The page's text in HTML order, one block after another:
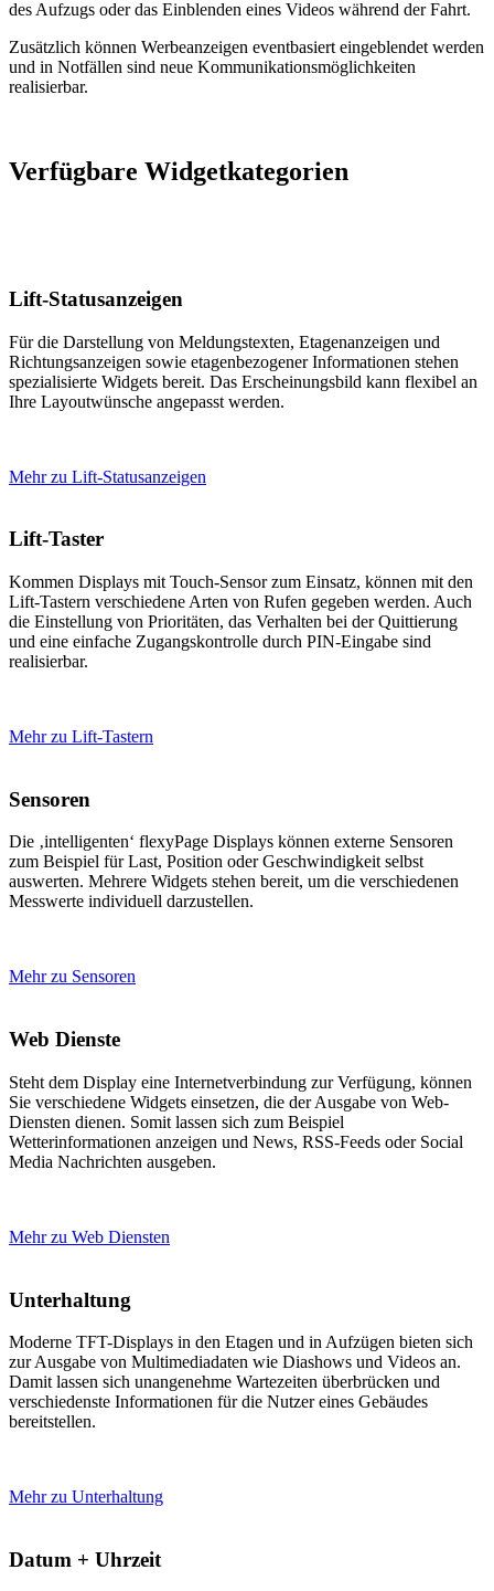
des Aufzugs oder das Einblenden eines Videos während der Fahrt.
Zusätzlich können Werbeanzeigen eventbasiert eingeblendet werden
und in Notfällen sind neue Kommunikationsmöglichkeiten
realisierbar.
Verfügbare Widgetkategorien
Lift-Statusanzeigen
Für die Darstellung von Meldungstexten, Etagenanzeigen und
Richtungsanzeigen sowie etagenbezogener Informationen stehen
spezialisierte Widgets bereit. Das Erscheinungsbild kann flexibel an
Ihre Layoutwünsche angepasst werden.
Mehr zu Lift-Statusanzeigen
Lift-Taster
Kommen Displays mit Touch-Sensor zum Einsatz, können mit den
Lift-Tastern verschiedene Arten von Rufen gegeben werden. Auch
die Einstellung von Prioritäten, das Verhalten bei der Quittierung
und eine einfache Zugangskontrolle durch PIN-Eingabe sind
realisierbar.
Mehr zu Lift-Tastern
Sensoren
Die ‚intelligenten‘ flexyPage Displays können externe Sensoren
zum Beispiel für Last, Position oder Geschwindigkeit selbst
auswerten. Mehrere Widgets stehen bereit, um die verschiedenen
Messwerte individuell darzustellen.
Mehr zu Sensoren
Web Dienste
Steht dem Display eine Internetverbindung zur Verfügung, können
Sie verschiedene Widgets einsetzen, die der Ausgabe von Web-
Diensten dienen. Somit lassen sich zum Beispiel
Wetterinformationen anzeigen und News, RSS-Feeds oder Social
Media Nachrichten ausgeben.
Mehr zu Web Diensten
Unterhaltung
Moderne TFT-Displays in den Etagen und in Aufzügen bieten sich
zur Ausgabe von Multimediadaten wie Diashows und Videos an.
Damit lassen sich unangenehme Wartezeiten überbrücken und
verschiedenste Informationen für die Nutzer eines Gebäudes
bereitstellen.
Mehr zu Unterhaltung
Datum + Uhrzeit